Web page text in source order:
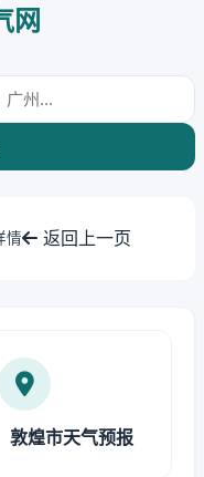
网
情 返回上一页
敦煌市天气预报